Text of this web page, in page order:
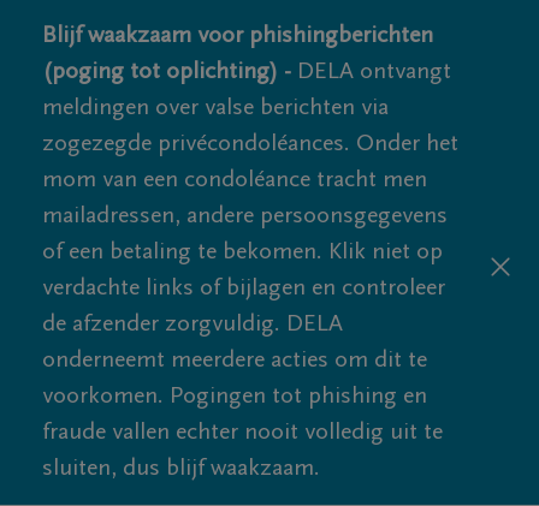
Blijf waakzaam voor phishingberichten
(poging tot oplichting) - DELA ontvangt
meldingen over valse berichten via
zogezegde privécondoléances. Onder het
mom van een condoléance tracht men
mailadressen, andere persoonsgegevens
of een betaling te bekomen. Klik niet op
verdachte links of bijlagen en controleer
de afzender zorgvuldig. DELA
onderneemt meerdere acties om dit te
voorkomen. Pogingen tot phishing en
fraude vallen echter nooit volledig uit te
sluiten, dus blijf waakzaam.